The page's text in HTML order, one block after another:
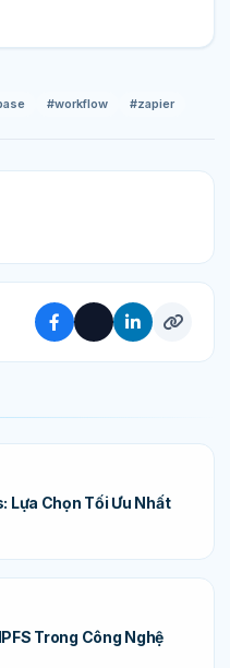
#workflow #zapier
Lựa Chọn Tối Ưu Nhất
Trong Công Nghệ